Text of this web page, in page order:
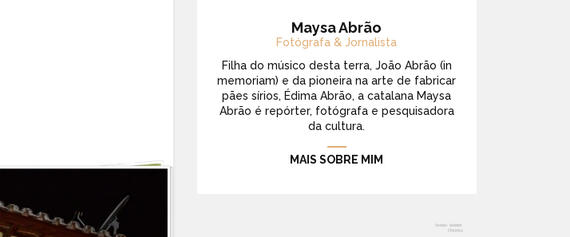
Maysa Abrão
Fotógrafa & Jornalista
Filha do músico desta terra, João Abrão (in
memoriam) e da pioneira na arte de fabricar
pães sírios, Édima Abrão, a catalana Maysa
Abrão é repórter, fotógrafa e pesquisadora
da cultura.
MAIS SOBRE MIM